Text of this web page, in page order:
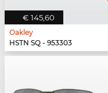
€ 145,60
Oakley
HSTN SQ - 953303